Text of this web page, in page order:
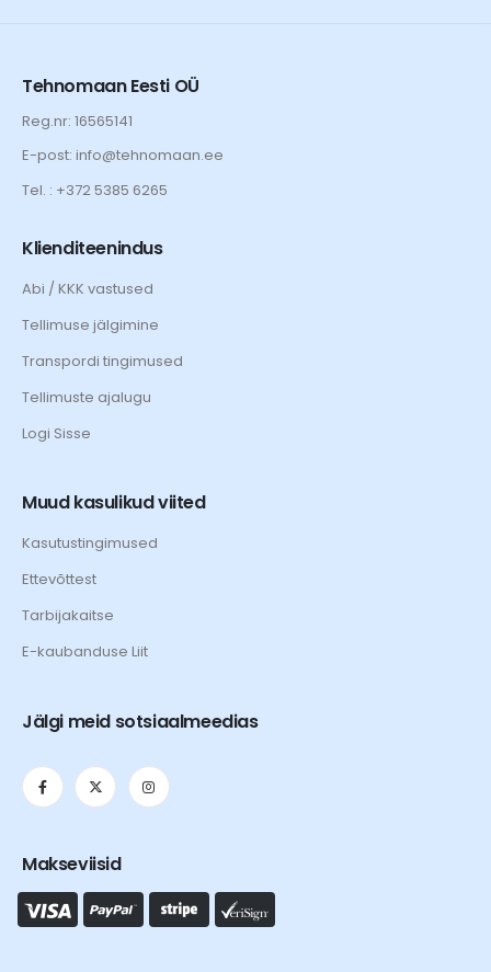
Tehnomaan Eesti OÜ
Reg.nr: 16565141
E-post: info@tehnomaan.ee
Tel. : +372 5385 6265
Klienditeenindus
Abi / KKK vastused
Tellimuse jälgimine
Transpordi tingimused
Tellimuste ajalugu
Logi Sisse
Muud kasulikud viited
Kasutustingimused
Ettevõttest
Tarbijakaitse
E-kaubanduse Liit
Jälgi meid sotsiaalmeedias
Makseviisid